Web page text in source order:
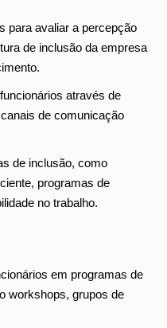
para avaliar a percepção
de inclusão da empresa
através de
de comunicação
de inclusão, como
programas de
no trabalho.
em programas de
workshops, grupos de